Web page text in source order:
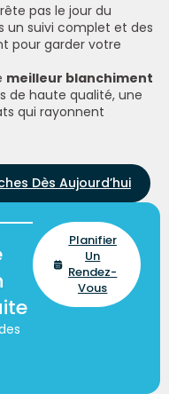
pas le jour du
un suivi complet et des
pour garder votre
meilleur blanchiment
de haute qualité, une
qui rayonnent
Dès Aujourd’hui
Planifier
Un
Rendez-
Vous